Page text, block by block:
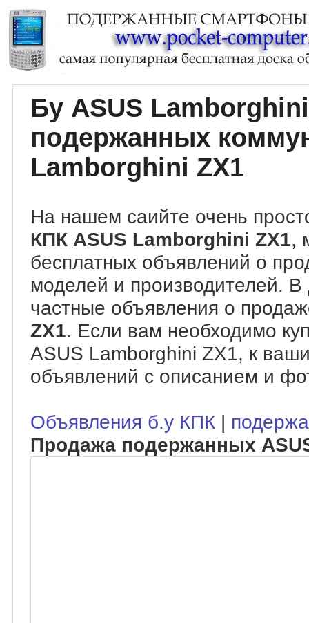
Бу ASUS
подержанных
Lamborghini ZX1
На нашем саийте очень
КПК ASUS Lamborghini ZX1,
бесплатных объявлений о
моделей и производителей.
частные объявления о
ZX1. Если вам необходимо
ASUS Lamborghini ZX1, к
объявлений с описанием и
Объявления б.у КПК |
Продажа подержанных